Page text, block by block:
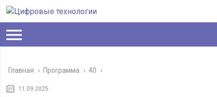
Главная › Программа › 40 ›
11.09.2025